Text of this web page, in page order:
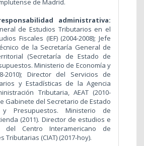
de Madrid.
administrativa:
de Estudios Tributarios en el
Fiscales (IEF) (2004-2008); Jefe
de la Secretaría General de
(Secretaría de Estado de
Ministerio de Economía y
2010); Director del Servicios de
y Estadísticas de la Agencia
Tributaria, AEAT (2010-
Gabinete del Secretario de Estado
Presupuestos. Ministerio de
(2011). Director de estudios e
del Centro Interamericano de
Tributarias (CIAT) (2017-hoy).